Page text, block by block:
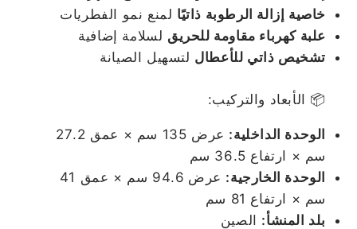
خاصية إزالة الرطوبة ذاتيًا لمنع نمو الفطريات
علبة كهرباء مقاومة للحريق لسلامة إضافية
تشخيص ذاتي للأعطال لتسهيل الصيانة
📦 الأبعاد والتركيب:
الوحدة الداخلية:
عرض 135 سم × عمق 27.2
سم × ارتفاع 36.5 سم
الوحدة الخارجية:
عرض 94.6 سم × عمق 41
سم × ارتفاع 81 سم
بلد المنشأ: الصين